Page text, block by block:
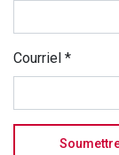
Courriel *